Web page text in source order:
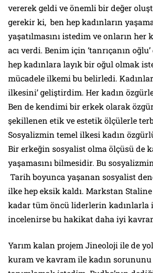
vererek geldi ve önemli bir değer
gerekir ki, ben hep kadınların
yaşatılmasını istedim ve onların her
acı verdi. Benim için ‘tanrıçanın
hep kadınlara layık bir oğul olmak
mücadele ilkemi bu belirledi.
ilkesini’ geliştirdim. Her kadın
Ben de kendimi bir erkek olarak
şekillenen etik ve estetik ölçülerle
Sosyalizmin temel ilkesi kadın
Bir erkeğin sosyalist olma ölçüsü de
yaşamasını bilmesidir. Bu
Tarih boyunca yaşanan sosyalist
ilke hep eksik kaldı. Markstan Staline
kadar tüm öncü liderlerin
incelenirse bu hakikat daha iyi
Yarım kalan projem Jineoloji ile de
kuram ve kavram ile kadın